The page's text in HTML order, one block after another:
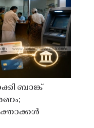
ബാങ്ക്